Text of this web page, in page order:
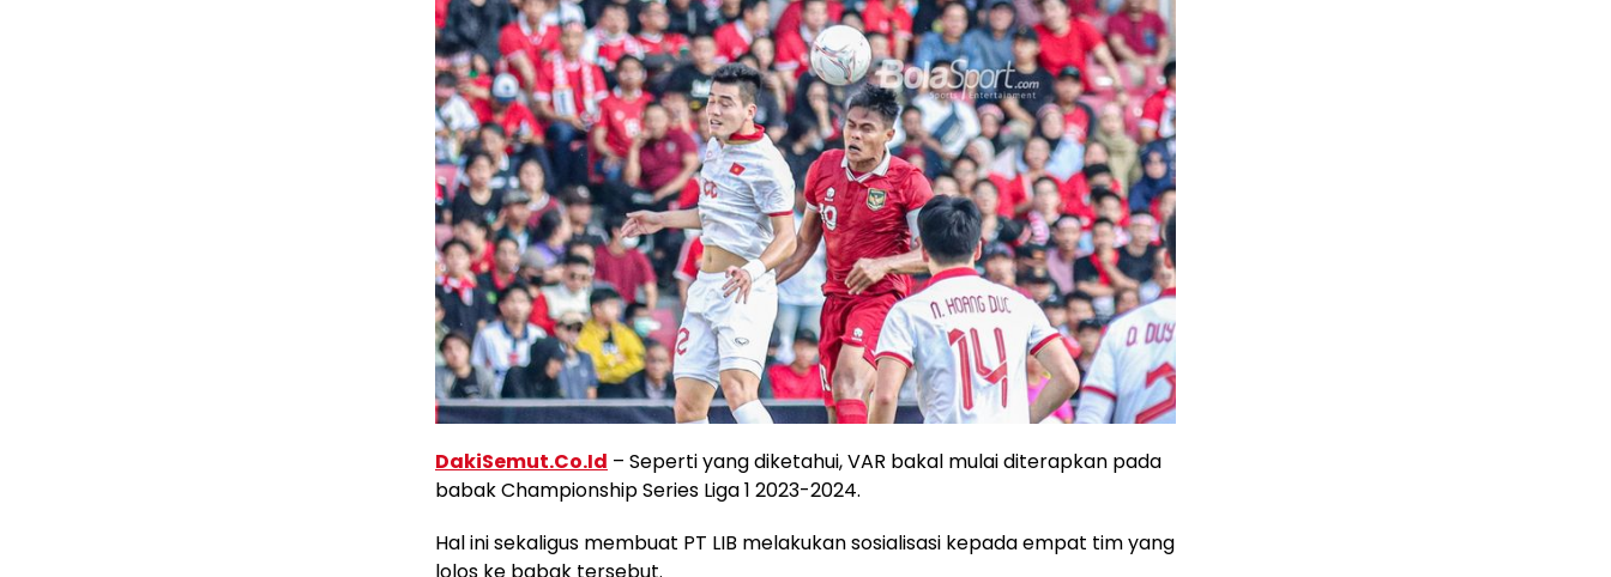
DakiSemut.Co.Id – Seperti yang diketahui, VAR bakal mulai diterapkan pada
babak Championship Series Liga 1 2023-2024.
Hal ini sekaligus membuat PT LIB melakukan sosialisasi kepada empat tim yang
lolos ke babak tersebut.